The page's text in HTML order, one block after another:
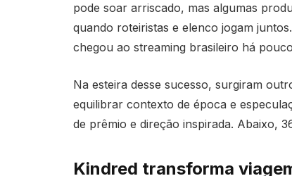
pode soar arriscado, mas algumas
quando roteiristas e elenco jogam
chegou ao streaming brasileiro há
Na esteira desse sucesso, surgiram
equilibrar contexto de época e
de prêmio e direção inspirada. Abaixo,
Kindred transforma